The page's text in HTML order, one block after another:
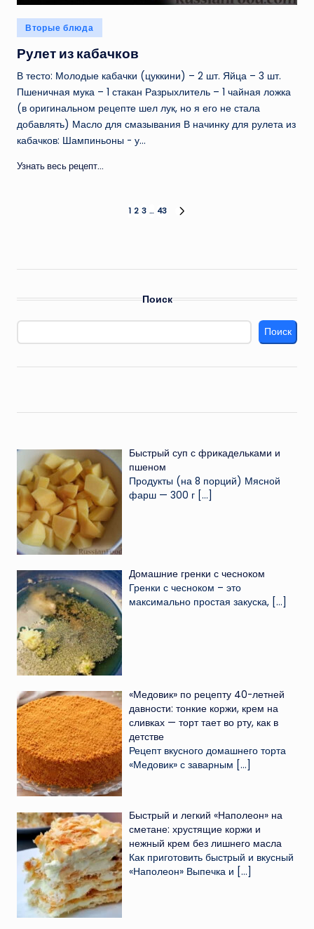
Опубликовано
в
Вторые блюда
Рулет из кабачков
В тесто: Молодые кабачки (цуккини) – 2 шт. Яйца – 3 шт.
Пшеничная мука – 1 стакан Разрыхлитель – 1 чайная ложка
(в оригинальном рецепте шел лук, но я его не стала
добавлять) Масло для смазывания В начинку для рулета из
кабачков: Шампиньоны - у…
Узнать весь рецепт...
1 2 3 … 43
Поиск
Поиск
Быстрый суп с фрикадельками и
пшеном
Продукты (на 8 порций) Мясной
фарш — 300 г […]
Домашние гренки с чесноком
Гренки с чесноком – это
максимально простая закуска, […]
«Медовик» по рецепту 40-летней
давности: тонкие коржи, крем на
сливках — торт тает во рту, как в
детстве
Рецепт вкусного домашнего торта
«Медовик» с заварным […]
Быстрый и легкий «Наполеон» на
сметане: хрустящие коржи и
нежный крем без лишнего масла
Как приготовить быстрый и вкусный
«Наполеон» Выпечка и […]